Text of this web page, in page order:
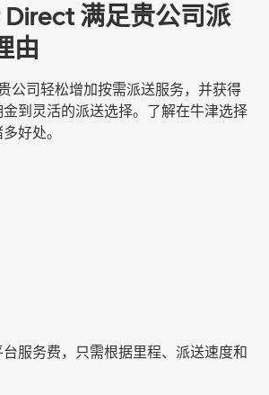
满足贵公司派
由
公司轻松增加按需派送服务，并获得
到灵活的派送选择。了解在牛津选择
好处。
服务费，只需根据里程、派送速度和